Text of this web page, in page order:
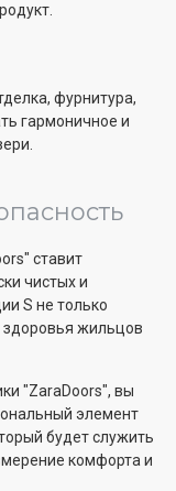
фурнитура,
гармоничное и
ставит
чистых и
S не только
здоровья жильцов
"ZaraDoors", вы
элемент
будет служить
комфорта и